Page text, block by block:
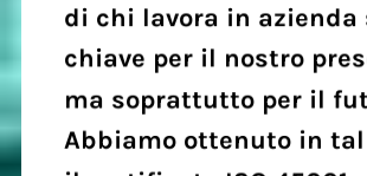
di chi lavora in azienda
chiave per il nostro
ma soprattutto per il
Abbiamo ottenuto in tal